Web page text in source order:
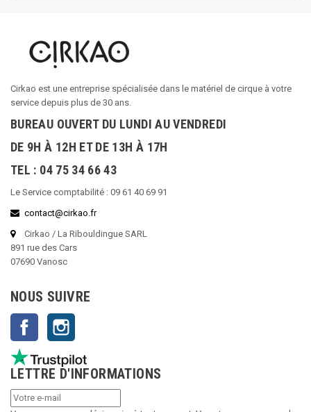
Cirkao est une entreprise spécialisée dans le matériel de cirque à votre
service depuis plus de 30 ans.
BUREAU OUVERT DU LUNDI AU VENDREDI
DE 9H À 12H ET DE 13H À 17H
TEL : 04 75 34 66 43
Le Service comptabilité : 09 61 40 69 91
contact@cirkao.fr
Cirkao / La Ribouldingue SARL
891 rue des Cars
07690 Vanosc
NOUS SUIVRE
Facebook
LETTRE D'INFORMATIONS